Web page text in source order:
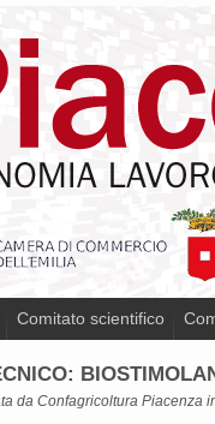
Comitato scientifico
da Confagricoltura Piacenza